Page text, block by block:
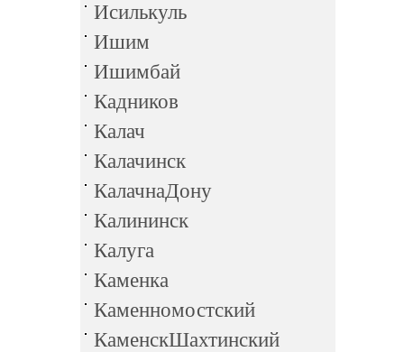
Исилькуль
Ишим
Ишимбай
Кадников
Калач
Калачинск
КалачнаДону
Калининск
Калуга
Каменка
Каменномостский
КаменскШахтинский